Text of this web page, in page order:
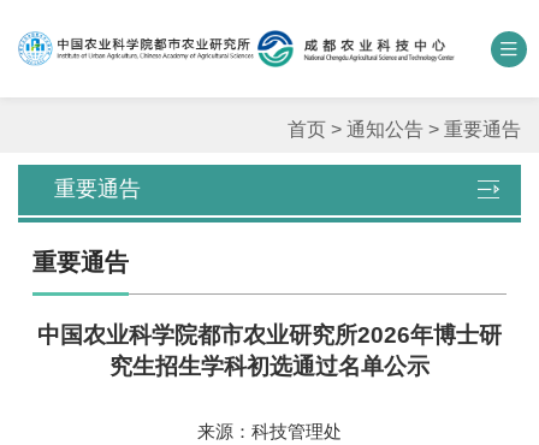
中国农业科学院 科研期刊
单位概况
新闻中心
人才团队
首页 > 通知公告 > 重要通告
重要通告
重要通告
中国农业科学院都市农业研究所2026年博士研
究生招生学科初选通过名单公示
来源：科技管理处